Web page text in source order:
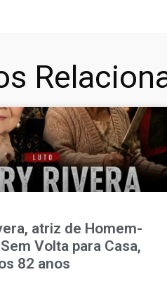
atriz de Homem-
Volta para Casa,
82 anos